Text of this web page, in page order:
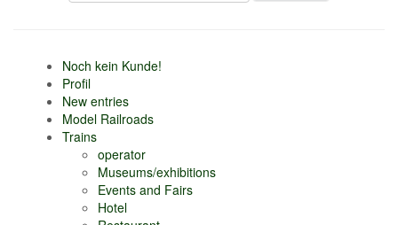
Noch kein Kunde!
Profil
New entries
Model Railroads
Trains
operator
Museums/exhibitions
Events and Fairs
Hotel